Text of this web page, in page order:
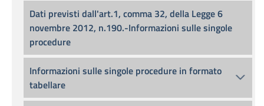
Dati previsti dall'art.1, comma 32, della Legge 6
novembre 2012, n.190.-Informazioni sulle singole
procedure
Informazioni sulle singole procedure in formato
tabellare